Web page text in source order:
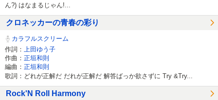
ん?) はなまるじゃん!...
クロネッカーの青春の彩り
カラフルスクリーム
作詞：
上田ゆう子
作曲： 正垣和則
編曲： 正垣和則
歌詞：どれが正解だ だれが正解だ 解答ばっか欲さずに Try &Try...
Rock'N Roll Harmony